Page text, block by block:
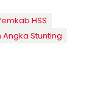
HSS
Stunting